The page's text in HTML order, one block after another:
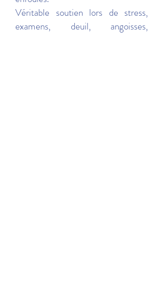
Véritable soutien lors de stress,
examens, deuil, angoisses,